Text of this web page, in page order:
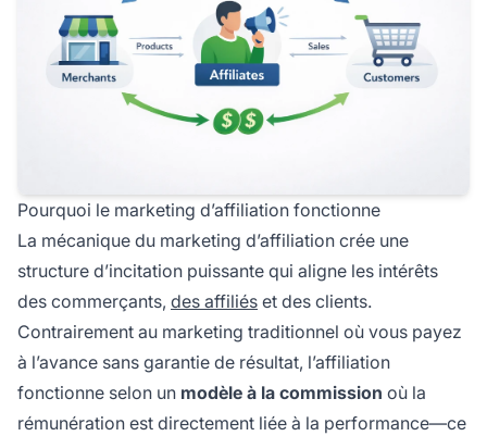
Pourquoi le marketing d’affiliation fonctionne
La mécanique du marketing d’affiliation crée une
structure d’incitation puissante qui aligne les intérêts
des commerçants, des affiliés et des clients.
Contrairement au marketing traditionnel où vous payez
à l’avance sans garantie de résultat, l’affiliation
fonctionne selon un modèle à la commission où la
rémunération est directement liée à la performance—ce